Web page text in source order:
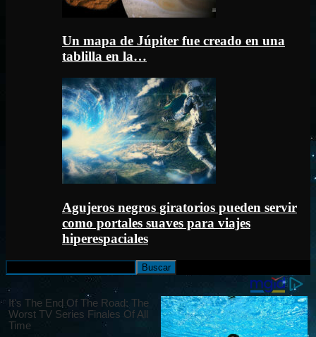
Un mapa de Júpiter fue creado en una
tablilla en la…
Agujeros negros giratorios pueden servir
como portales suaves para viajes
hiperespaciales